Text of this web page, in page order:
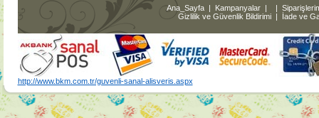
Ana_Sayfa| Kampanyalar| |
Gizlilik ve Güvenlik Bildirimi | İade ve
http://www.bkm.com.tr/guvenli-sanal-alisveris.aspx